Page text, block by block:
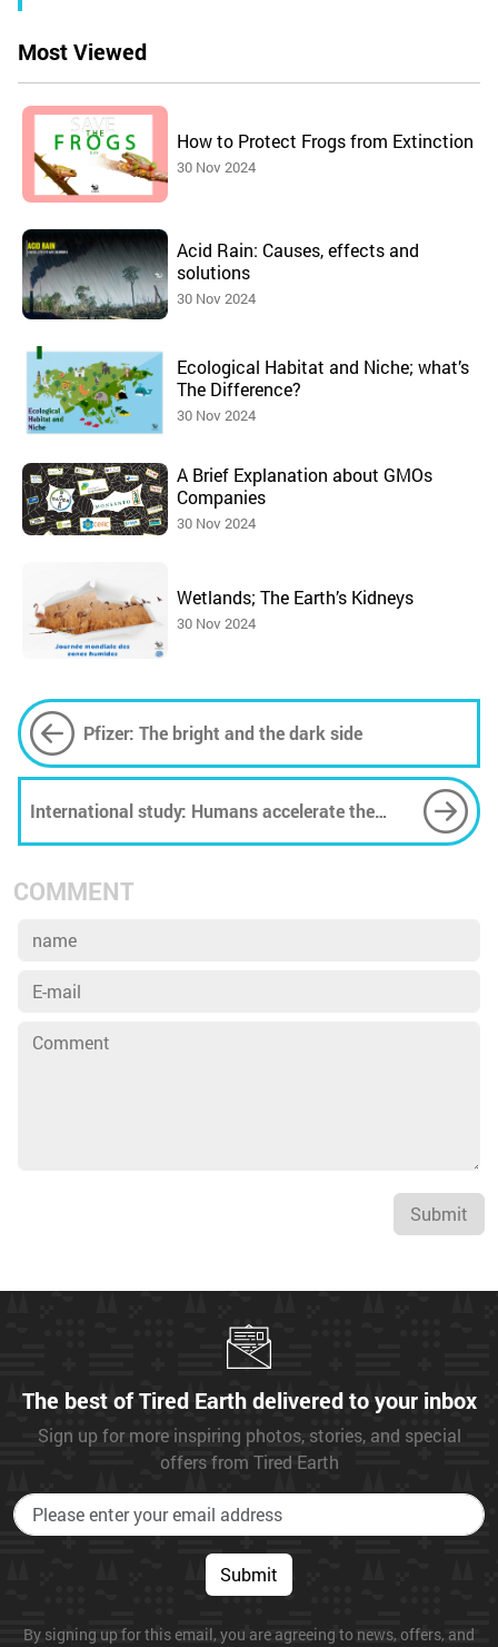
Most Viewed
How to Protect Frogs from Extinction
30 Nov 2024
Acid Rain: Causes, effects and
solutions
30 Nov 2024
Ecological Habitat and Niche; what’s
The Difference?
30 Nov 2024
A Brief Explanation about GMOs
Companies
30 Nov 2024
Wetlands; The Earth’s Kidneys
30 Nov 2024
Pfizer: The bright and the dark side
International study: Humans accelerate the
change of biodiversity
COMMENT
Submit
The best of Tired Earth delivered to your inbox
Sign up for more inspiring photos, stories, and special
offers from Tired Earth
Submit
By signing up for this email, you are agreeing to news, offers, and